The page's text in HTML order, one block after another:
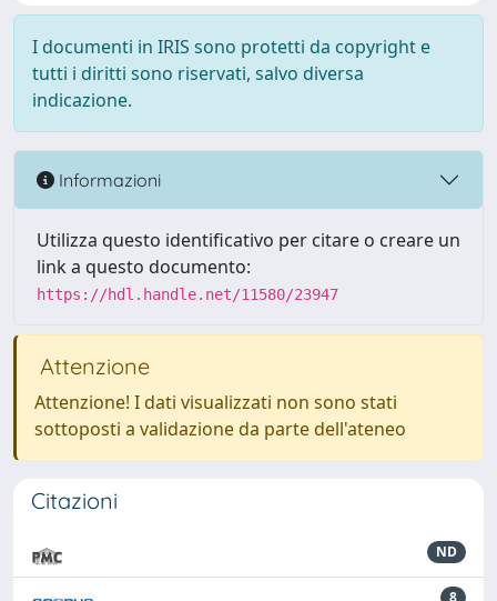
I documenti in IRIS sono protetti da copyright e
tutti i diritti sono riservati, salvo diversa
indicazione.
Informazioni
Utilizza questo identificativo per citare o creare un
link a questo documento:
https://hdl.handle.net/11580/23947
Attenzione
Attenzione! I dati visualizzati non sono stati
sottoposti a validazione da parte dell'ateneo
Citazioni
ND